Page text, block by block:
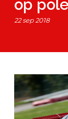
op pole
22 sep 2018